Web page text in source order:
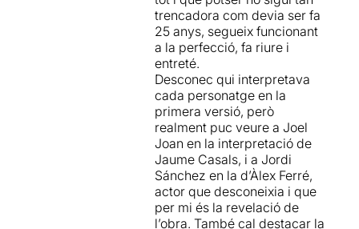
Podeu veure la mevaopinió
sencera a l'enllaç
intel·ligent d’arribar a un
gran ventall de públic, en el
que hi dona cabuda tant a
fans i nostàlgics de la sèrie,
com a un nou grup de joves
espectadors, que tindran la
oportunitat de descobrir que
fa vint-i-cinc anys enrere ja
es feia humor del bo.
Coses positives :
La direcció (Pep Anton
Gómez) i la interpretació de
trencadora com devia ser fa
25 anys, segueix funcionant
a la perfecció, fa riure i
entreté.
Desconec qui interpretava
cada personatge en la
primera versió, però
realment puc veure a Joel
Joan en la interpretació de
Jaume Casals, i a Jordi
Sánchez en la d’Àlex Ferré,
actor que desconeixia i que
per mi és la revelació de
l’obra. També cal destacar la